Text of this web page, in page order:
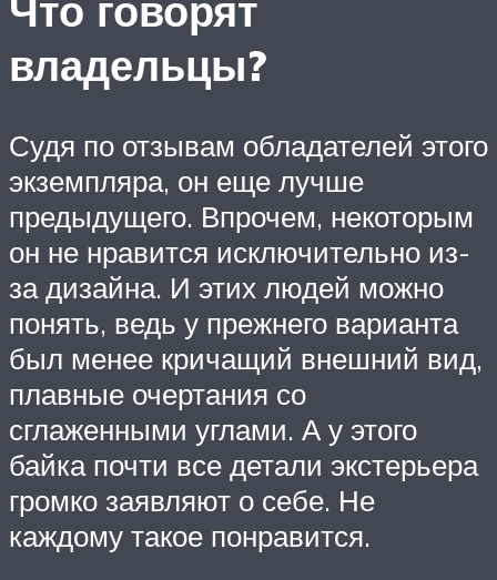
Что говорят
владельцы?
Судя по отзывам обладателей этого
экземпляра, он еще лучше
предыдущего. Впрочем, некоторым
он не нравится исключительно из-
за дизайна. И этих людей можно
понять, ведь у прежнего варианта
был менее кричащий внешний вид,
плавные очертания со
сглаженными углами. А у этого
байка почти все детали экстерьера
громко заявляют о себе. Не
каждому такое понравится.